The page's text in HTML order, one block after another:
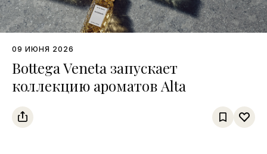
09 ИЮНЯ 2026
Bottega Veneta запускает
коллекцию ароматов Alta